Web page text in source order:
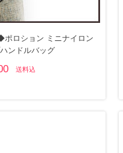
ポロション ミニナイロン
ンドルバッグ
送料込